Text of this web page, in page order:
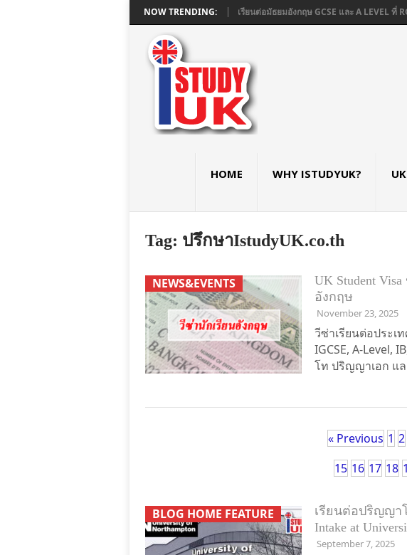
NOW TRENDING:
ะ A LEVEL ใน LONDON ที่ ASHBOURNE COLLEGE เรียนต่อมัธยมอังกฤษ GCSE และ A LEVEL ที่
HOME WHY ISTUDYUK?
Tag: ปรึกษาIstudyUK.co.th
NEWS&EVENTS
UK Student
อังกฤษ
November 23, 2025
วีซ่าเรียนต่อประเ
IGCSE, A-
โท ปริญญาเอก แ
« Previous 1 2
15 16 17 18
BLOG HOME FEATURE
เรียนต่อปริญญาโ
Intake at
September 7, 2025